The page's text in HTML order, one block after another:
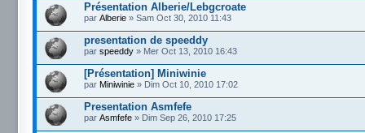
Présentation Alberie/Lebgcroate
par Alberie » Sam Oct 30, 2010 11:43
presentation de speeddy
par speeddy » Mer Oct 13, 2010 16:43
[Présentation] Miniwinie
par Miniwinie » Dim Oct 10, 2010 17:02
Presentation Asmfefe
par Asmfefe » Dim Sep 26, 2010 17:25